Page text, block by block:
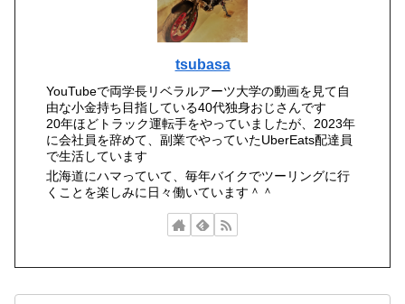
tsubasa
YouTubeで両学長リベラルアーツ大学の動画を見て自
由な小金持ち目指している40代独身おじさんです
20年ほどトラック運転手をやっていましたが、2023年
に会社員を辞めて、副業でやっていたUberEats配達員
で生活しています
北海道にハマっていて、毎年バイクでツーリングに行
くことを楽しみに日々働いています＾＾